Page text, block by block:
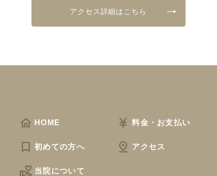
アクセス詳細はこちら
HOME
初めての方へ
当院について
料金・お支払い
アクセス